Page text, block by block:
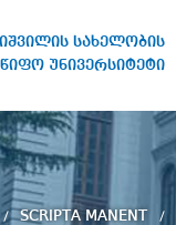
სახელობის
უნივერსიტეტი
SCRIPTA MANENT